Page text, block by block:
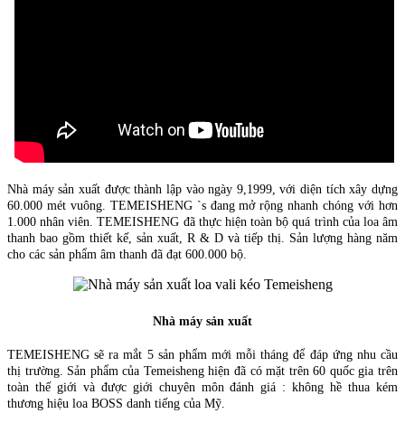
Nhà máy sản xuất được thành lập vào ngày 9,1999, với diện tích xây dựng
60.000 mét vuông. TEMEISHENG `s đang mở rộng nhanh chóng với hơn
1.000 nhân viên. TEMEISHENG đã thực hiện toàn bộ quá trình của loa âm
thanh bao gồm thiết kế, sản xuất, R & D và tiếp thị. Sản lượng hàng năm
cho các sản phẩm âm thanh đã đạt 600.000 bộ.
Nhà máy sản xuất
TEMEISHENG sẽ ra mắt 5 sản phẩm mới mỗi tháng để đáp ứng nhu cầu
thị trường. Sản phẩm của Temeisheng hiện đã có mặt trên 60 quốc gia trên
toàn thế giới và được giới chuyên môn đánh giá : không hề thua kém
thương hiệu loa BOSS danh tiếng của Mỹ.